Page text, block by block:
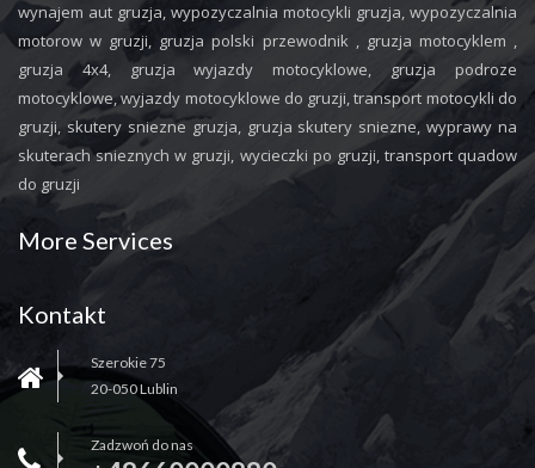
wynajem aut gruzja, wypozyczalnia motocykli gruzja, wypozyczalnia
motorow w gruzji, gruzja polski przewodnik , gruzja motocyklem ,
gruzja 4x4, gruzja wyjazdy motocyklowe, gruzja podroze
motocyklowe, wyjazdy motocyklowe do gruzji, transport motocykli do
gruzji, skutery sniezne gruzja, gruzja skutery sniezne, wyprawy na
skuterach snieznych w gruzji, wycieczki po gruzji, transport quadow
do gruzji
More Services
Kontakt
Szerokie 75
20-050 Lublin
Zadzwoń do nas